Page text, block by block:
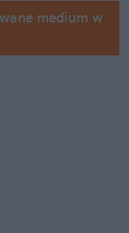
medium w